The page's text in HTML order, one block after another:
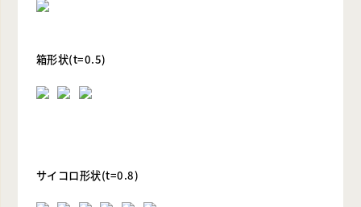
箱形状(t=0.5)
サイコロ形状(t=0.8)